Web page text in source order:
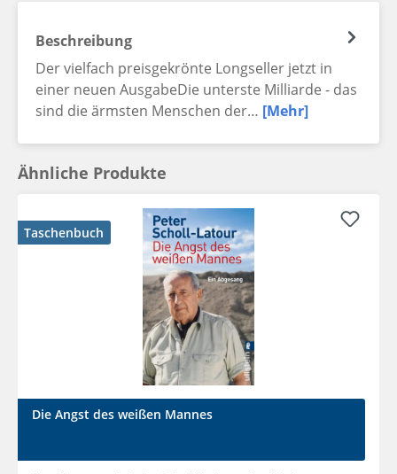
Beschreibung
Der vielfach preisgekrönte Longseller jetzt in
einer neuen AusgabeDie unterste Milliarde - das
sind die ärmsten Menschen der… [Mehr]
Ähnliche Produkte
Taschenbuch
Die Angst des weißen Mannes